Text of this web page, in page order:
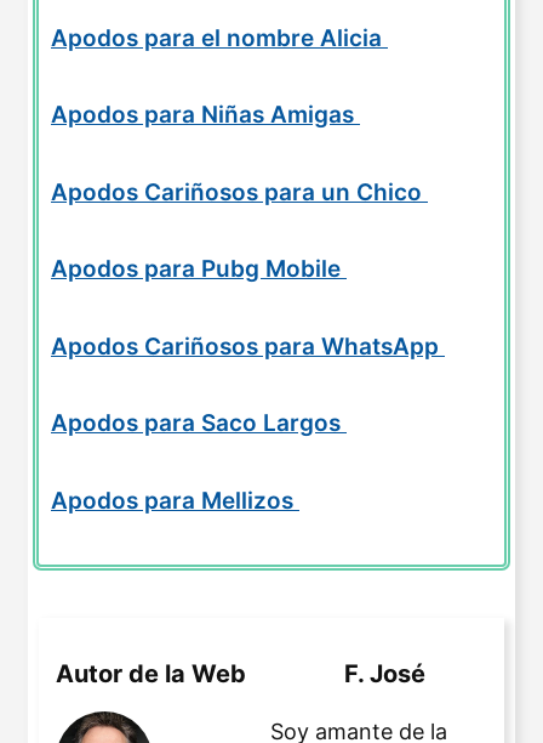
Apodos para el nombre Alicia
Apodos para Niñas Amigas
Apodos Cariñosos para un Chico
Apodos para Pubg Mobile
Apodos Cariñosos para WhatsApp
Apodos para Saco Largos
Apodos para Mellizos
Autor de la Web F. José
Soy amante de la